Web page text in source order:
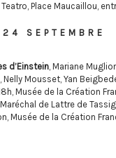
Place Maucaillou,
SEPTEMBRE
d’Einstein, Mariane
Nelly Mousset, Yan
Musée de la Création
de Lattre de
Musée de la Création